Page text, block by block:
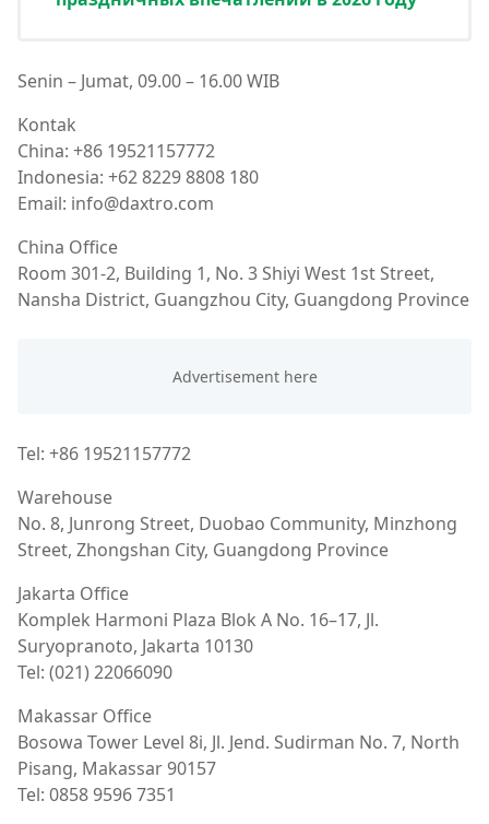
Senin – Jumat, 09.00 – 16.00 WIB
Kontak
China: +86 19521157772
Indonesia: +62 8229 8808 180
Email: info@daxtro.com
China Office
Room 301-2, Building 1, No. 3 Shiyi West 1st Street,
Nansha District, Guangzhou City, Guangdong Province
Tel: +86 19521157772
Warehouse
No. 8, Junrong Street, Duobao Community, Minzhong
Street, Zhongshan City, Guangdong Province
Jakarta Office
Komplek Harmoni Plaza Blok A No. 16–17, Jl.
Suryopranoto, Jakarta 10130
Tel: (021) 22066090
Makassar Office
Bosowa Tower Level 8i, Jl. Jend. Sudirman No. 7, North
Pisang, Makassar 90157
Tel: 0858 9596 7351